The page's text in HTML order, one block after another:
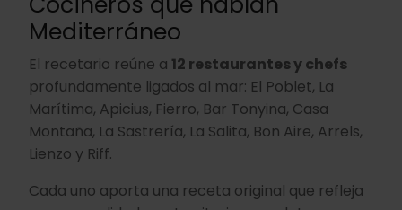
Mediterráneo
El recetario reúne a 12 restaurantes y chefs
profundamente ligados al mar: El Poblet, La
Marítima, Apicius, Fierro, Bar Tonyina, Casa
Montaña, La Sastrería, La Salita, Bon Aire, Arrels,
Lienzo y Riff.
Cada uno aporta una receta original que refleja